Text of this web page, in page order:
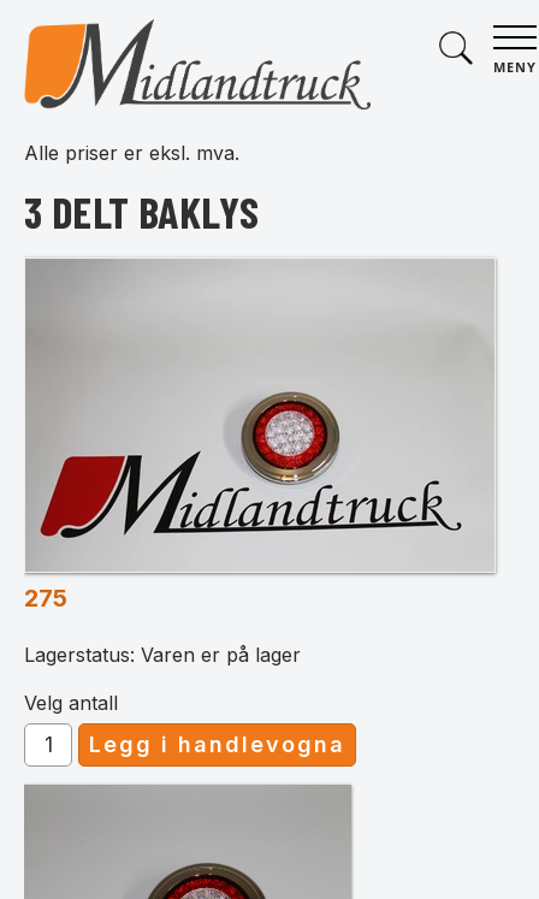
MENY
Alle priser er eksl. mva.
3 DELT BAKLYS
275
Lagerstatus: Varen er på lager
Velg antall